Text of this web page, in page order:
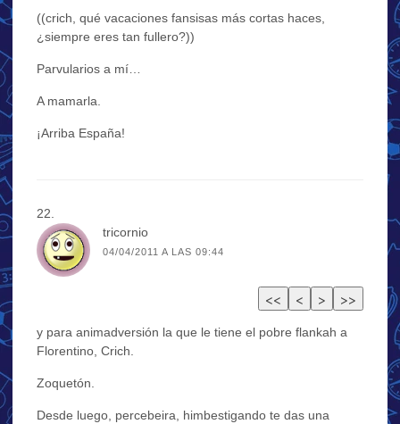
((crich, qué vacaciones fansisas más cortas haces,
¿siempre eres tan fullero?))
Parvularios a mí…
A mamarla.
¡Arriba España!
tricornio
04/04/2011 A LAS 09:44
y para animadversión la que le tiene el pobre flankah a
Florentino, Crich.
Zoquetón.
Desde luego, percebeira, himbestigando te das una